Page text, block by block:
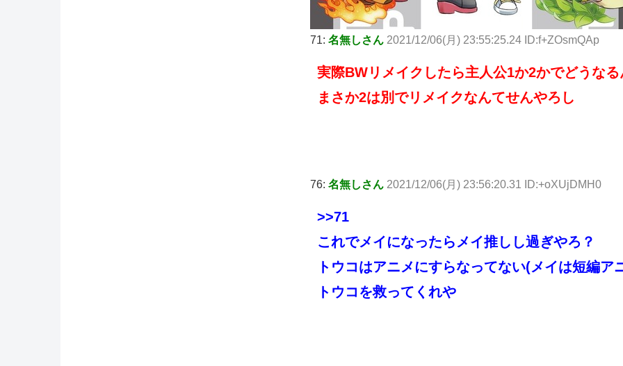
71: 名無しさん 2021/12/06(月) 23:55:25.24 ID:f+ZOsmQAp
実際BWリメイクしたら主人公1か2かでどうなる
まさか2は別でリメイクなんてせんやろし
76: 名無しさん 2021/12/06(月) 23:56:20.31 ID:+oXUjDMH0
>>71
これでメイになったらメイ推しし過ぎやろ？
トウコはアニメにすらなってない(メイは短編ア
トウコを救ってくれや